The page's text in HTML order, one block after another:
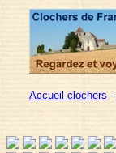
Accueil clochers -